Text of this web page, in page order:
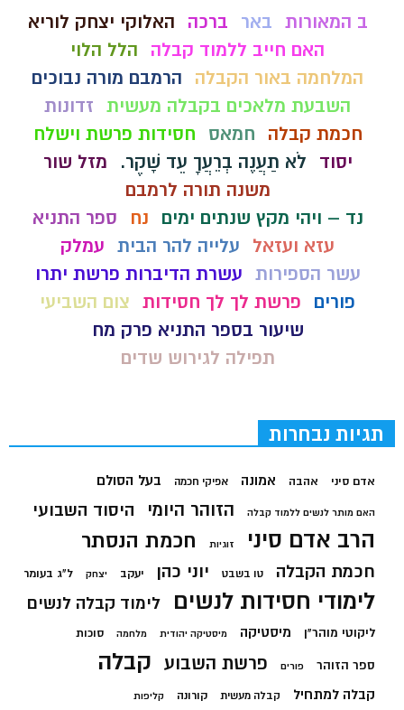
ב המאורות באר ברכה
האלוקי יצחק לוריא
האם חייב ללמוד קבלה
הלל הלוי
המלחמה באור הקבלה
הרמבם מורה נבוכים
השבעת מלאכים בקבלה מעשית זדונות
חכמת קבלה
חמאס
חסידות פרשת וישלח
יסוד
לֹא תַעֲנֶה בְרֵעֲךָ עֵד שָׁקֶר.
מזל שור
משנה תורה לרמבם
נד – ויהי מקץ שנתים ימים
נח
ספר התניא
עזא ועזאל
עלייה להר הבית עמלק
עשר הספירות עשרת הדיברות פרשת יתרו
פורים
פרשת לך לך חסידות צום השביעי
שיעור בספר התניא פרק מח
תפילה לגירוש שדים
תגיות נבחרות
אדם סיני אהבה אמונה אפיקי חכמה בעל הסולם
האם מותר לנשים ללמוד קבלה הזוהר היומי היסוד השבועי
הרב אדם סיני זוגיות חכמת הנסתר
חכמת הקבלה טו בשבט יוני כהן יעקב יצחק ל"ג בעומר
לימודי חסידות לנשים לימוד קבלה לנשים
ליקוטי מוהר"ן מיסטיקה מיסטיקה יהודית מלחמה סוכות
ספר הזוהר פורים פרשת השבוע קבלה
קבלה למתחיל קבלה מעשית קורונה קליפות